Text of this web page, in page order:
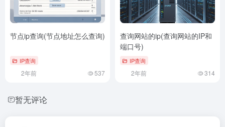
节点ip查询(节点地址怎么查询)
IP查询
2年前 537
查询网站的ip(查询网站的IP和
端口号)
IP查询
2年前 314
暂无评论